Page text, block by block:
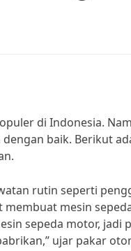
di Indonesia.
baik. Berikut
rutin seperti
mesin
sepeda motor,
ujar pakar